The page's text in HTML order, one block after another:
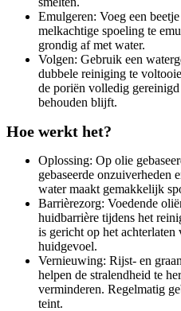
Emulgeren: Voeg een
melkachtige spoeling te
grondig af met water.
Volgen: Gebruik een
dubbele reiniging te
de poriën volledig
behouden blijft.
Hoe werkt het?
Oplossing: Op olie
gebaseerde onzuiverheden
water maakt gemakkelijk
Barrièrezorg: Voedende
huidbarrière tijdens het
is gericht op het achterlaten
huidgevoel.
Vernieuwing: Rijst- en
helpen de stralendheid te
verminderen. Regelmatig
teint.